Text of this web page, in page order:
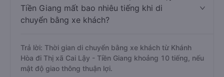
Tiền Giang mất bao nhiêu tiếng khi di
chuyển bằng xe khách?
Trả lời: Thời gian di chuyển bằng xe khách từ Khánh
Hòa đi Thị xã Cai Lậy - Tiền Giang khoảng 10 tiếng, nếu
mật độ giao thông thuận lợi.